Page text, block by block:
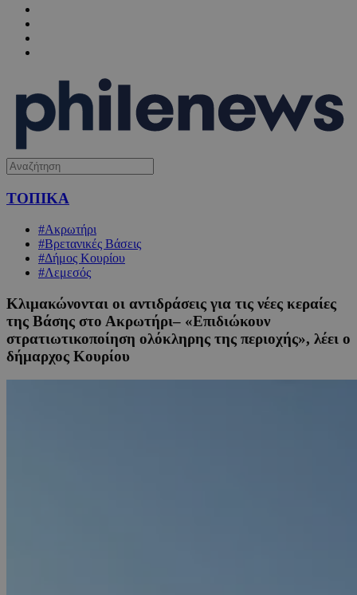
ΤΟΠΙΚΑ
#Ακρωτήρι
#Βρετανικές Βάσεις
#Δήμος Κουρίου
#Λεμεσός
Κλιμακώνονται οι αντιδράσεις για τις νέες κεραίες
της Βάσης στο Ακρωτήρι– «Επιδιώκουν
στρατιωτικοποίηση ολόκληρης της περιοχής», λέει ο
δήμαρχος Κουρίου